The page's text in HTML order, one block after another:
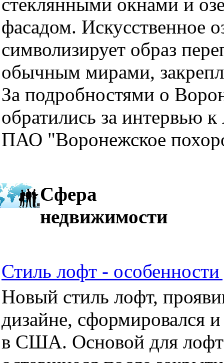
фасадом. Искусственное
символизирует образ
обычным мирами,
За подробностями о
обратились за интервью
ПАО "Воронежское
Сфера
недвижимости
Стиль лофт -
Новый стиль лофт,
дизайне, сформировался
в США. Основой для